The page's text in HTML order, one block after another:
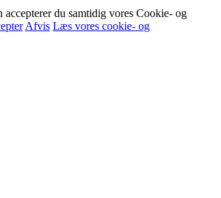
accepterer du samtidig vores Cookie- og
Afvis Læs vores cookie- og